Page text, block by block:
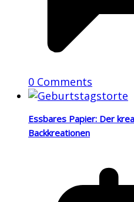
0 Comments
Essbares Papier: Der
Backkreationen